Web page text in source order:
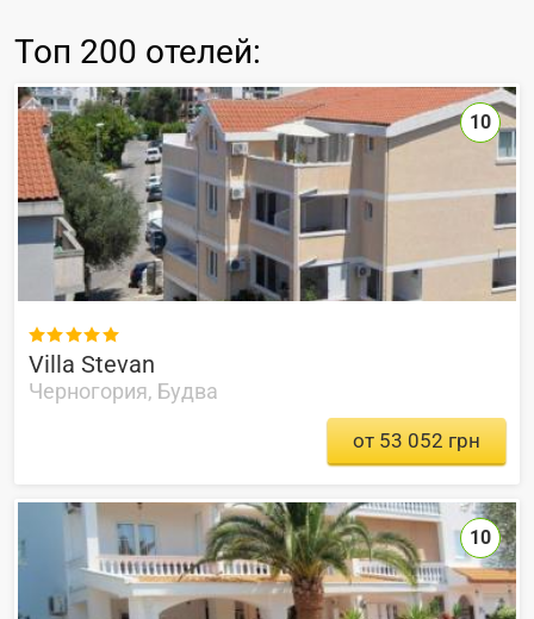
Топ 200 отелей:

Villa Stevan
Черногория, Будва
10
от 53 052 грн
10